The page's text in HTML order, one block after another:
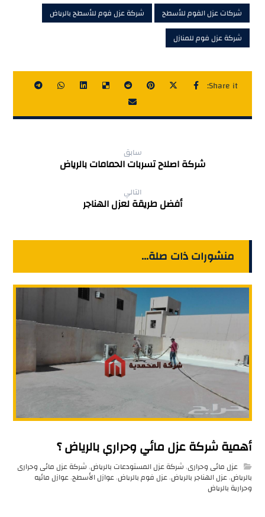
شركات عزل الفوم للأسطح
شركة عزل فوم للأسطح بالرياض
شركة عزل فوم للمنازل
سابق
شركة اصلاح تسربات الحمامات بالرياض
التالي
‏أفضل طريقة لعزل الهناجر
منشورات ذات صلة...
أهمية شركة عزل مائي وحراري بالرياض ؟
عزل مائى وحرارى, شركة عزل المستودعات بالرياض, شركة عزل مائى وحرارى
بالرياض,عزل الهناجر بالرياض,عزل فوم بالرياض,عوازل الأسطح,عوازل مائيه
وحرارية بالرياض